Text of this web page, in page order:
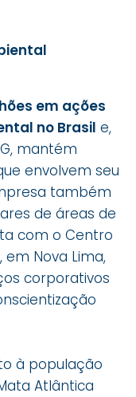
em ações
no Brasil e,
mantém
envolvem seu
também
de áreas de
com o Centro
em Nova Lima,
corporativos
à população
Atlântica